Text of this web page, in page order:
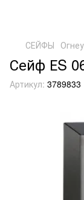
СЕЙФЫ
Сейф ЕS
Артикул: 3789833